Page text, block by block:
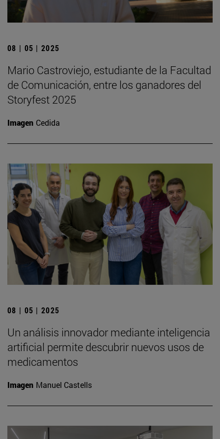
08 | 05 | 2025
Mario Castroviejo, estudiante de la Facultad
de Comunicación, entre los ganadores del
Storyfest 2025
Imagen Cedida
08 | 05 | 2025
Un análisis innovador mediante inteligencia
artificial permite descubrir nuevos usos de
medicamentos
Imagen Manuel Castells